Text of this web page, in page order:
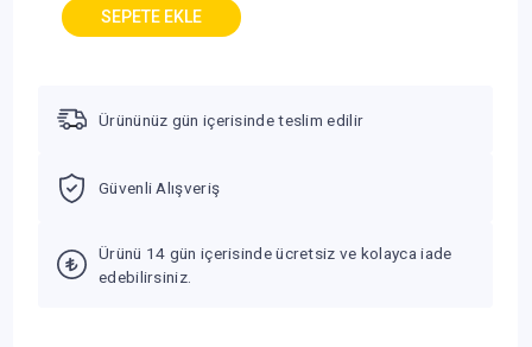
Ürününüz gün içerisinde teslim edilir
Güvenli Alışveriş
Ürünü 14 gün içerisinde ücretsiz ve kolayca iade
edebilirsiniz.